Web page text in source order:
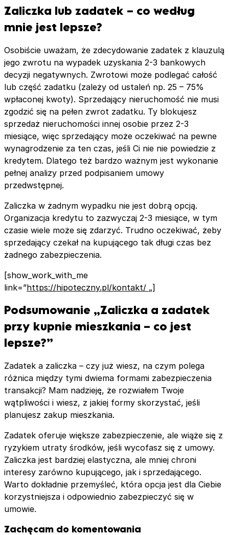
Zaliczka lub zadatek – co według
mnie jest lepsze?
Osobiście uważam, że zdecydowanie zadatek z klauzulą
jego zwrotu na wypadek uzyskania 2-3 bankowych
decyzji negatywnych. Zwrotowi może podlegać całość
lub część zadatku (zależy od ustaleń np. 25 – 75%
wpłaconej kwoty). Sprzedający nieruchomość nie musi
zgodzić się na pełen zwrot zadatku. Ty blokujesz
sprzedaż nieruchomości innej osobie przez 2-3
miesiące, więc sprzedający może oczekiwać na pewne
wynagrodzenie za ten czas, jeśli Ci nie nie powiedzie z
kredytem. Dlatego też bardzo ważnym jest wykonanie
pełnej analizy przed podpisaniem umowy
przedwstępnej.
Zaliczka w żadnym wypadku nie jest dobrą opcją.
Organizacja kredytu to zazwyczaj 2-3 miesiące, w tym
czasie wiele może się zdarzyć. Trudno oczekiwać, żeby
sprzedający czekał na kupującego tak długi czas bez
żadnego zabezpieczenia.
[show_work_with_me
link=”https://hipoteczny.pl/kontakt/ „]
Podsumowanie „Zaliczka a zadatek
przy kupnie mieszkania – co jest
lepsze?”
Zadatek a zaliczka – czy już wiesz, na czym polega
różnica między tymi dwiema formami zabezpieczenia
transakcji? Mam nadzieję, że rozwiałem Twoje
wątpliwości i wiesz, z jakiej formy skorzystać, jeśli
planujesz zakup mieszkania.
Zadatek oferuje większe zabezpieczenie, ale wiąże się z
ryzykiem utraty środków, jeśli wycofasz się z umowy.
Zaliczka jest bardziej elastyczna, ale mniej chroni
interesy zarówno kupującego, jak i sprzedającego.
Warto dokładnie przemyśleć, która opcja jest dla Ciebie
korzystniejsza i odpowiednio zabezpieczyć się w
umowie.
Zachęcam do komentowania